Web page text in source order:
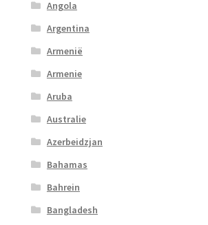
Angola
Argentina
Armenië
Armenie
Aruba
Australie
Azerbeidzjan
Bahamas
Bahrein
Bangladesh